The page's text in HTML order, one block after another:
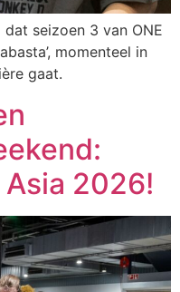
seizoen 3 van ONE
momenteel in
gaat.
2026!